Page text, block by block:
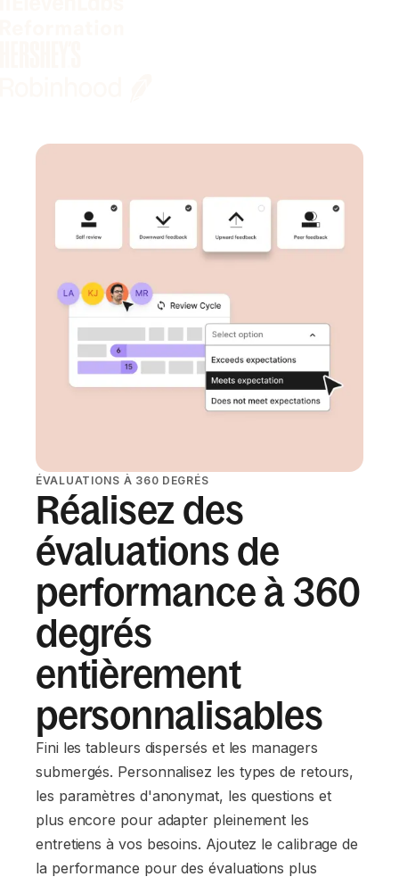
ÉVALUATIONS À 360 DEGRÉS
Réalisez des
évaluations de
performance à 360
degrés
entièrement
personnalisables
Fini les tableurs dispersés et les managers
submergés. Personnalisez les types de retours,
les paramètres d'anonymat, les questions et
plus encore pour adapter pleinement les
entretiens à vos besoins. Ajoutez le calibrage de
la performance pour des évaluations plus